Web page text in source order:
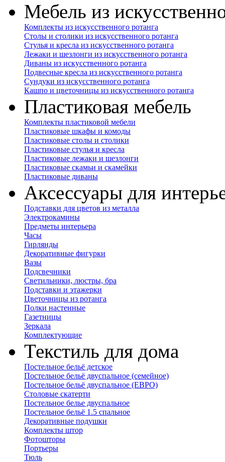
Мебель из
Комплекты из искусственного ротанга
Столы и столики из искусственного ротанга
Стулья и кресла из искусственного ротанга
Лежаки и шезлонги из искусственного ротанга
Диваны из искусственного ротанга
Подвесные кресла из искусственного ротанга
Сундуки из искусственного ротанга
Кашпо и цветочницы из искусственного ротанга
Пластиковая мебель
Комплекты пластиковой мебели
Пластиковые шкафы и комоды
Пластиковые столы и столики
Пластиковые стулья и кресла
Пластиковые лежаки и шезлонги
Пластиковые скамьи и скамейки
Пластиковые диваны
Аксессуары для
Подставки для цветов из металла
Электрокамины
Предметы интерьера
Часы
Гирлянды
Декоративные фигурки
Вазы
Подсвечники
Светильники, люстры, бра
Подставки и этажерки
Цветочницы из ротанга
Полки настенные
Газетницы
Зеркала
Комплектующие
Текстиль для дома
Постельное бельё детское
Постельное бельё двуспальное (семейное)
Постельное бельё двуспальное (ЕВРО)
Столовые скатерти
Постельное белье двуспальное
Постельное бельё 1.5 спальное
Декоративные подушки
Комплекты штор
Фотошторы
Портьеры
Тюль